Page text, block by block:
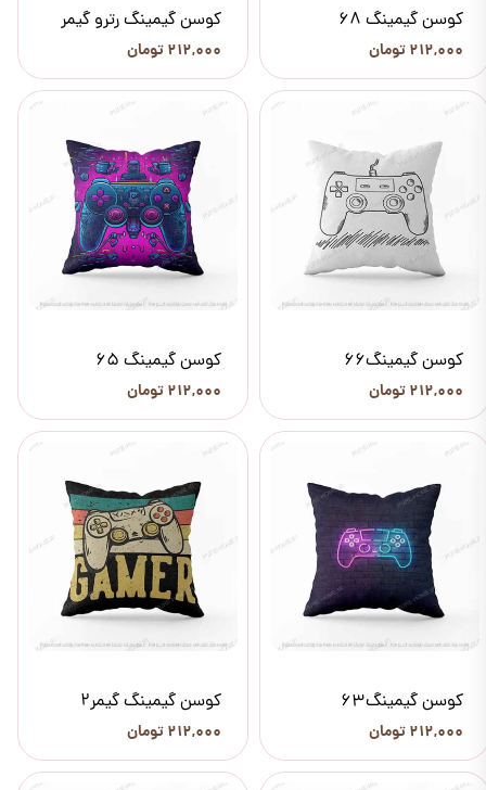
کوسن گیمینگ 68
۲۱۲,۰۰۰ تومان
کوسن گیمینگ رترو گیمر
۲۱۲,۰۰۰ تومان
کوسن گیمینگ66
۲۱۲,۰۰۰ تومان
کوسن گیمینگ 65
۲۱۲,۰۰۰ تومان
کوسن گیمینگ63
۲۱۲,۰۰۰ تومان
کوسن گیمینگ گیمر2
۲۱۲,۰۰۰ تومان